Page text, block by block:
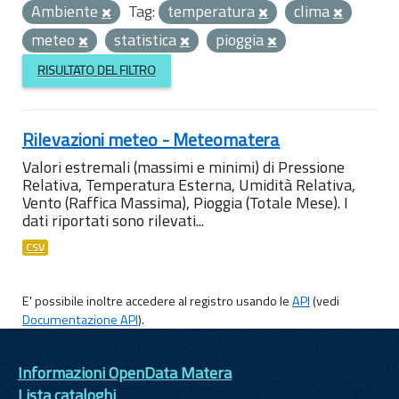
Ambiente
Tag: temperatura
clima
meteo
statistica pioggia
RISULTATO DEL FILTRO
Rilevazioni meteo - Meteomatera
Valori estremali (massimi e minimi) di Pressione
Relativa, Temperatura Esterna, Umidità Relativa,
Vento (Raffica Massima), Pioggia (Totale Mese). I
dati riportati sono rilevati...
CSV
E' possibile inoltre accedere al registro usando leAPI(vedi
Documentazione API).
Informazioni OpenData Matera